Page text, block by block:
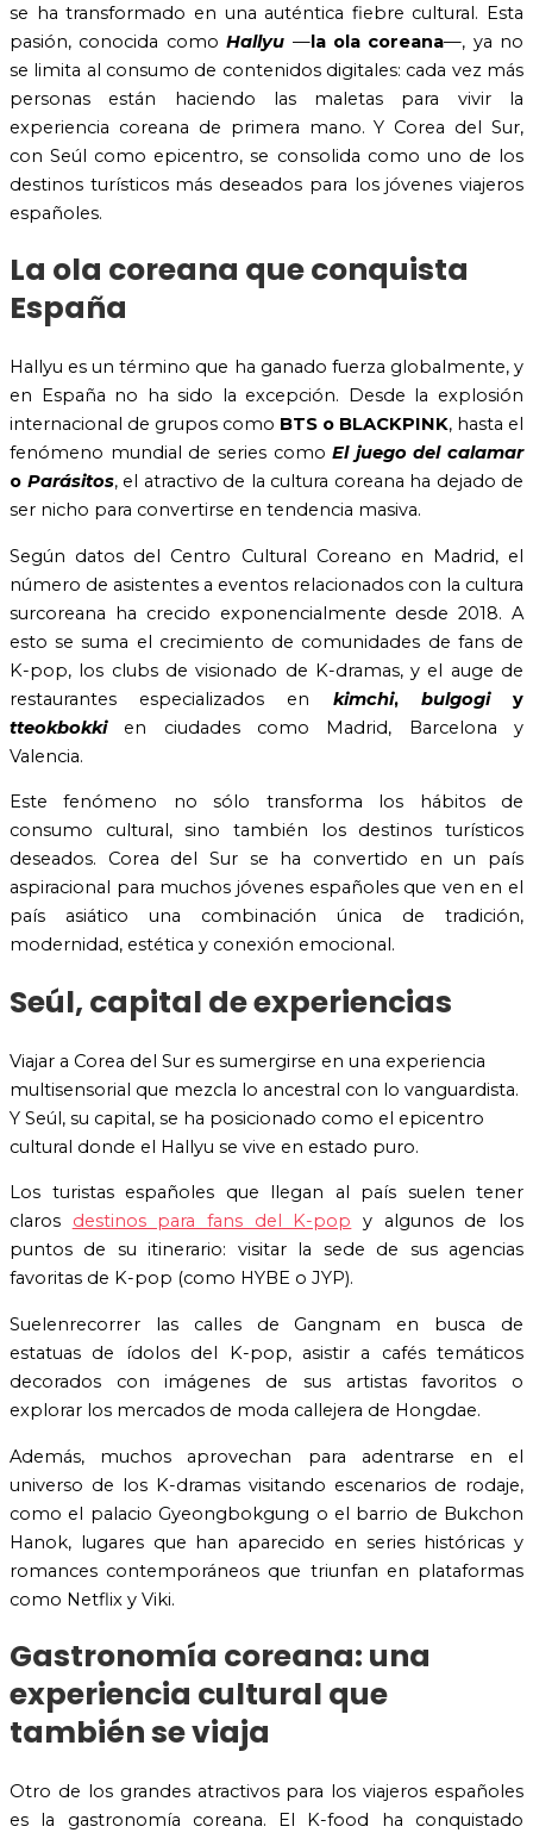
se ha transformado en una auténtica fiebre cultural. Esta
pasión, conocida comoHallyu —la ola coreana—, ya no
se limita al consumo de contenidos digitales: cada vez más
personas están haciendo las maletas para vivir la
experiencia coreana de primera mano. Y Corea del Sur,
con Seúl como epicentro, se consolida como uno de los
destinos turísticos más deseados para los jóvenes viajeros
españoles.
La ola coreana que conquista
España
Hallyu es un término que ha ganado fuerza globalmente, y
en España no ha sido la excepción. Desde la explosión
internacional de grupos como BTS o BLACKPINK, hasta el
fenómeno mundial de series comoEl juego del calamar
o Parásitos, el atractivo de la cultura coreana ha dejado de
ser nicho para convertirse en tendencia masiva.
Según datos del Centro Cultural Coreano en Madrid, el
número de asistentes a eventos relacionados con la cultura
surcoreana ha crecido exponencialmente desde 2018. A
esto se suma el crecimiento de comunidades de fans de
K-pop, los clubs de visionado de K-dramas, y el auge de
restaurantes especializados en kimchi, bulgogiy
tteokbokkien ciudades como Madrid, Barcelona y
Valencia.
Este fenómeno no sólo transforma los hábitos de
consumo cultural, sino también los destinos turísticos
deseados. Corea del Sur se ha convertido en un país
aspiracional para muchos jóvenes españoles que ven en el
país asiático una combinación única de tradición,
modernidad, estética y conexión emocional.
Seúl, capital de experiencias
Viajar a Corea del Sur es sumergirse en una experiencia
multisensorial que mezcla lo ancestral con lo vanguardista.
Y Seúl, su capital, se ha posicionado como el epicentro
cultural donde el Hallyu se vive en estado puro.
Los turistas españoles que llegan al país suelen tener
claros destinos para fans del K-pop y algunos de los
puntos de su itinerario: visitar la sede de sus agencias
favoritas de K-pop (como HYBE o JYP).
Suelenrecorrer las calles de Gangnam en busca de
estatuas de ídolos del K-pop, asistir a cafés temáticos
decorados con imágenes de sus artistas favoritos o
explorar los mercados de moda callejera de Hongdae.
Además, muchos aprovechan para adentrarse en el
universo de los K-dramas visitando escenarios de rodaje,
como el palacio Gyeongbokgung o el barrio de Bukchon
Hanok, lugares que han aparecido en series históricas y
romances contemporáneos que triunfan en plataformas
como Netflix y Viki.
Gastronomía coreana: una
experiencia cultural que
también se viaja
Otro de los grandes atractivos para los viajeros españoles
es la gastronomía coreana. El K-food ha conquistado